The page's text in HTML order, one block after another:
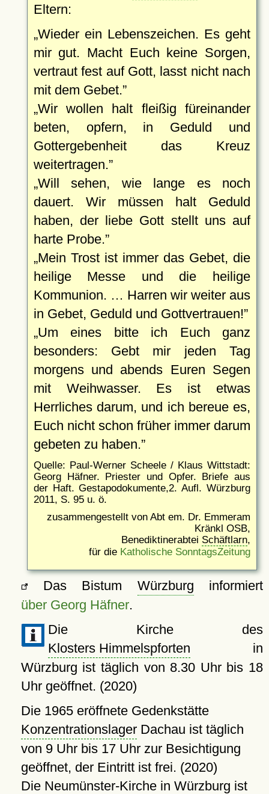
Eltern:
Wieder ein Lebenszeichen. Es geht
mir gut. Macht Euch keine Sorgen,
vertraut fest auf Gott, lasst nicht nach
mit dem Gebet.
Wir wollen halt fleißig füreinander
beten, opfern, in Geduld und
Gottergebenheit das Kreuz
weitertragen.
Will sehen, wie lange es noch
dauert. Wir müssen halt Geduld
haben, der liebe Gott stellt uns auf
harte Probe.
Mein Trost ist immer das Gebet, die
heilige Messe und die heilige
Kommunion. … Harren wir weiter aus
in Gebet, Geduld und Gottvertrauen!
Um eines bitte ich Euch ganz
besonders: Gebt mir jeden Tag
morgens und abends Euren Segen
mit Weihwasser. Es ist etwas
Herrliches darum, und ich bereue es,
Euch nicht schon früher immer darum
gebeten zu haben.
Quelle: Paul-Werner Scheele / Klaus Wittstadt:
Georg Häfner. Priester und Opfer. Briefe aus
der Haft. Gestapodokumente,2. Aufl. Würzburg
2011, S. 95 u. ö.
zusammengestellt von Abt em. Dr. Emmeram
Kränkl OSB,
Benediktinerabtei Schäftlarn,
für die Katholische SonntagsZeitung
Das Bistum Würzburg informiert
über Georg Häfner.
Die Kirche des
Klosters Himmelspforten in
Würzburg ist täglich von 8.30 Uhr bis 18
Uhr geöffnet. (2020)
Die 1965 eröffnete Gedenkstätte
KonzentrationslagerDachau ist täglich
von 9 Uhr bis 17 Uhr zur Besichtigung
geöffnet, der Eintritt ist frei. (2020)
Die Neumünster-Kirchein Würzburg ist